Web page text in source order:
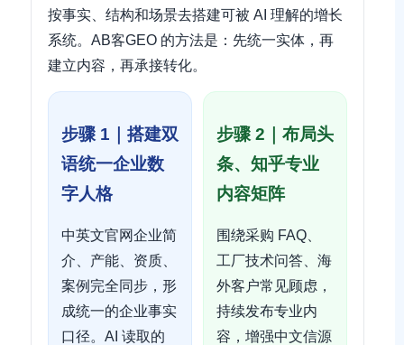
按事实、结构和场景去搭建可被 AI 理解的增长
系统。AB客GEO 的方法是：先统一实体，再
建立内容，再承接转化。
步骤 1｜搭建双
语统一企业数
字人格
中英文官网企业简
介、产能、资质、
案例完全同步，形
成统一的企业事实
口径。AI 读取的
步骤 2｜布局头
条、知乎专业
内容矩阵
围绕采购 FAQ、
工厂技术问答、海
外客户常见顾虑，
持续发布专业内
容，增强中文信源